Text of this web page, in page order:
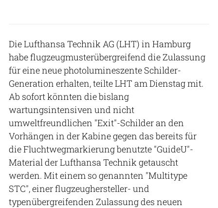
Die Lufthansa Technik AG (LHT) in Hamburg
habe flugzeugmusterübergreifend die Zulassung
für eine neue photolumineszente Schilder-
Generation erhalten, teilte LHT am Dienstag mit.
Ab sofort könnten die bislang
wartungsintensiven und nicht
umweltfreundlichen "Exit"-Schilder an den
Vorhängen in der Kabine gegen das bereits für
die Fluchtwegmarkierung benutzte "GuideU"-
Material der Lufthansa Technik getauscht
werden. Mit einem so genannten "Multitype
STC", einer flugzeughersteller- und
typenübergreifenden Zulassung des neuen